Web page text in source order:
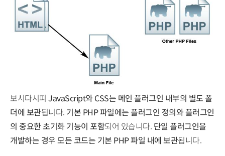
보시다시피 JavaScript와 CSS는 메인 플러그인 내부의 별도 폴
더에 보관됩니다. 기본 PHP 파일에는 플러그인 정의와 플러그인
의 중요한 초기화 기능이 포함되어 있습니다. 단일 플러그인을
개발하는 경우 모든 코드는 기본 PHP 파일 내에 보관됩니다.